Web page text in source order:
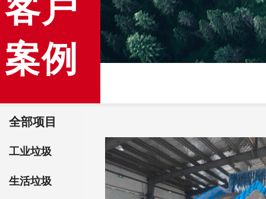
案例
全部项目
工业垃圾
生活垃圾